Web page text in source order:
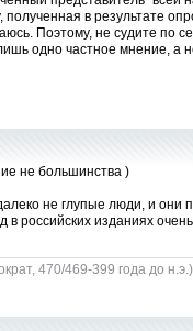
полученная в результате
Поэтому, не судите по
одно частное мнение, а
не большинства )
не глупые люди, и они
российских изданиях
470/469-399 года до н.э.).